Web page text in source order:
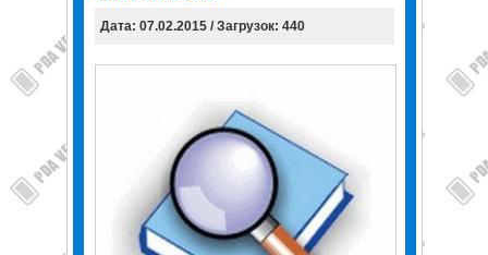
Дата: 07.02.2015 / Загрузок: 440